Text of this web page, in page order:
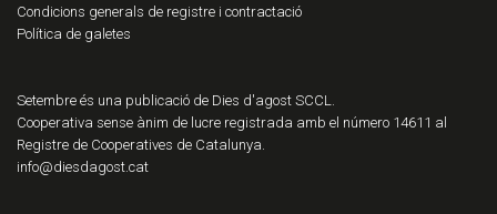
Condicions generals de registre i contractació
Política de galetes
Setembre és una publicació de Dies d'agost SCCL.
Cooperativa sense ànim de lucre registrada amb el número 14611 al
Registre de Cooperatives de Catalunya.
info@diesdagost.cat